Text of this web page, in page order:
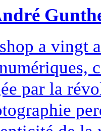
a vingt
par la